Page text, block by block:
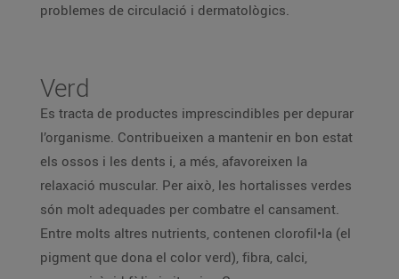
problemes de circulació i dermatològics.
Verd
Es tracta de productes imprescindibles per depurar
l’organisme. Contribueixen a mantenir en bon estat
els ossos i les dents i, a més, afavoreixen la
relaxació muscular. Per això, les hortalisses verdes
són molt adequades per combatre el cansament.
Entre molts altres nutrients, contenen clorofil•la (el
pigment que dona el color verd), fibra, calci,